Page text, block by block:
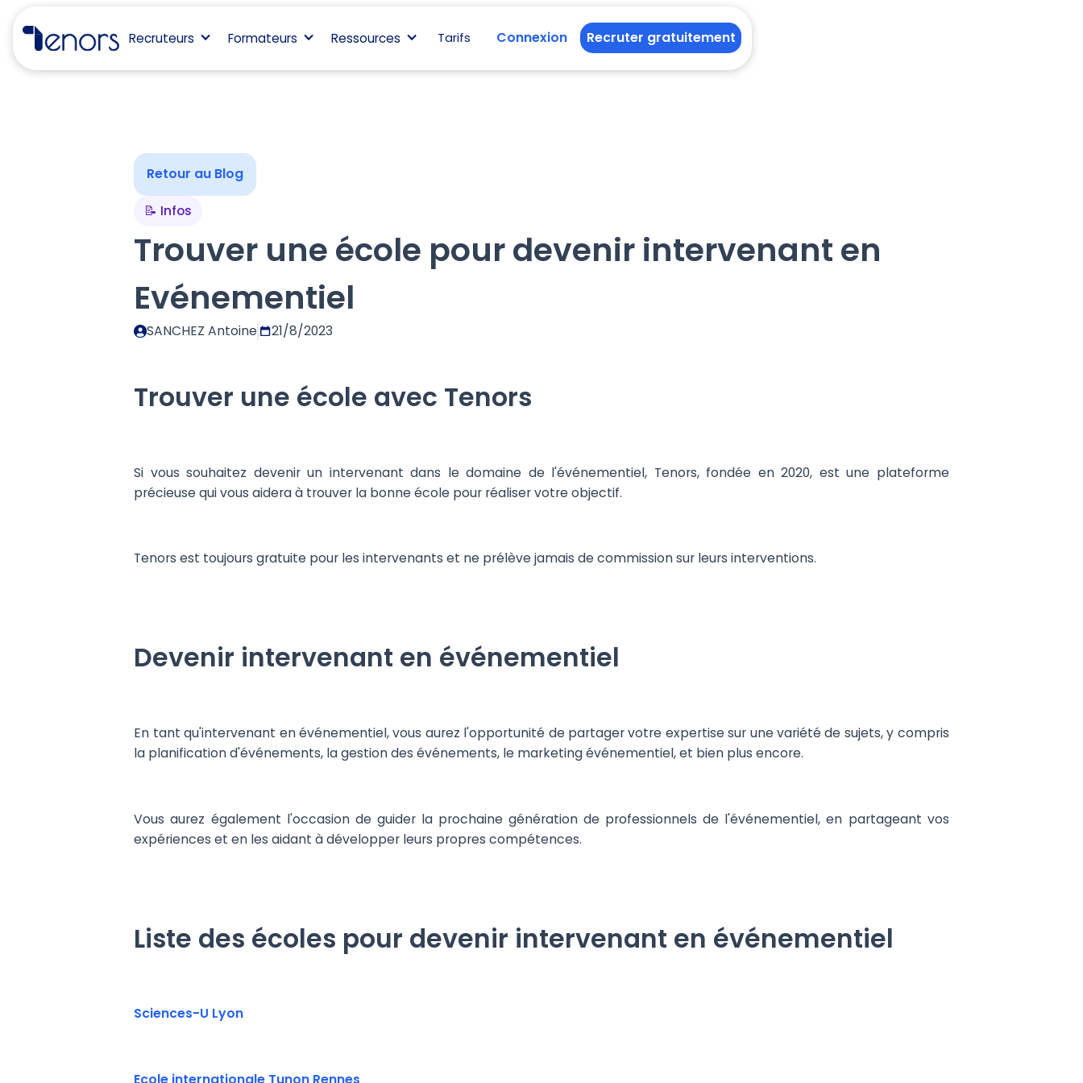
Recruteurs Formateurs Ressources Tarifs Connexion Recruter gratuitement
Retour au Blog
📝 Infos
Trouver une école pour devenir intervenant en
Evénementiel
SANCHEZ Antoine 21/8/2023
Trouver une école avec Tenors
Si vous souhaitez devenir un intervenant dans le domaine de l'événementiel, Tenors, fondée en 2020, est une plateforme
précieuse qui vous aidera à trouver la bonne école pour réaliser votre objectif.
Tenors est toujours gratuite pour les intervenants et ne prélève jamais de commission sur leurs interventions.
Devenir intervenant en événementiel
En tant qu'intervenant en événementiel, vous aurez l'opportunité de partager votre expertise sur une variété de sujets, y compris
la planification d'événements, la gestion des événements, le marketing événementiel, et bien plus encore.
Vous aurez également l'occasion de guider la prochaine génération de professionnels de l'événementiel, en partageant vos
expériences et en les aidant à développer leurs propres compétences.
Liste des écoles pour devenir intervenant en événementiel
Sciences-U Lyon